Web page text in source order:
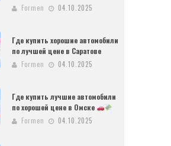
Formen 04.10.2025
Где купить хорошие автомобили
по лучшей цене в Саратове
Formen 04.10.2025
Где купить лучшие автомобили
по хорошей цене в Омске
Formen 04.10.2025